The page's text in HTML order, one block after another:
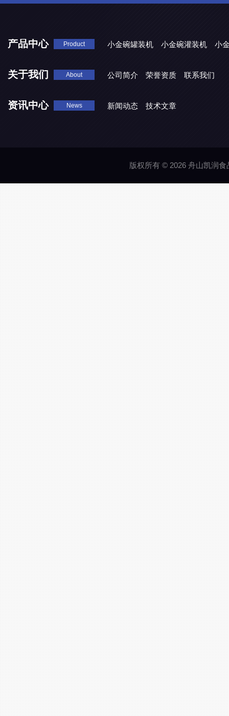
产品中心 Product 小金碗罐装机 小金碗灌装机 小
关于我们 About 公司简介 荣誉资质 联系我们
资讯中心 News 新闻动态 技术文章
版权所有 © 2026 舟山凯润